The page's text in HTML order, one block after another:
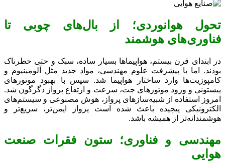
تحول هوانوردی؛ از بال‌های چوبی تا
فناوری‌های هوشمند
در ابتدای قرن بیستم، هواپیماها بسیار ساده، سبک و حتی خطرناک
بودند. اما با پیشرفت علوم مهندسی، مواد جدید مثل آلومینیوم و
کامپوزیت‌ها وارد ساختار هواپیما شد. سپس با بهبود موتورهای
پیستونی و ورود موتورهای جت، سرعت و ارتفاع پرواز دگرگون شد.
امروز استفاده از شبیه‌سازهای پرواز، هوش مصنوعی و سیستم‌های
الکترونیکی پیچیده باعث شده است پرواز ایمن‌تر، سریع‌تر و
هوشمندانه‌تر از همیشه باشد.
مهندسی و فناوری؛ ستون فقرات صنعت
هوایی